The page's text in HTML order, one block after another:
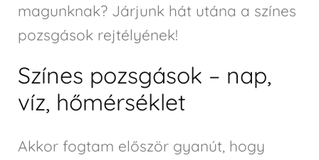
magunknak? Járjunk hát utána a színes
pozsgások rejtélyének!
Színes pozsgások – nap,
víz, hőmérséklet
Akkor fogtam először gyanút, hogy